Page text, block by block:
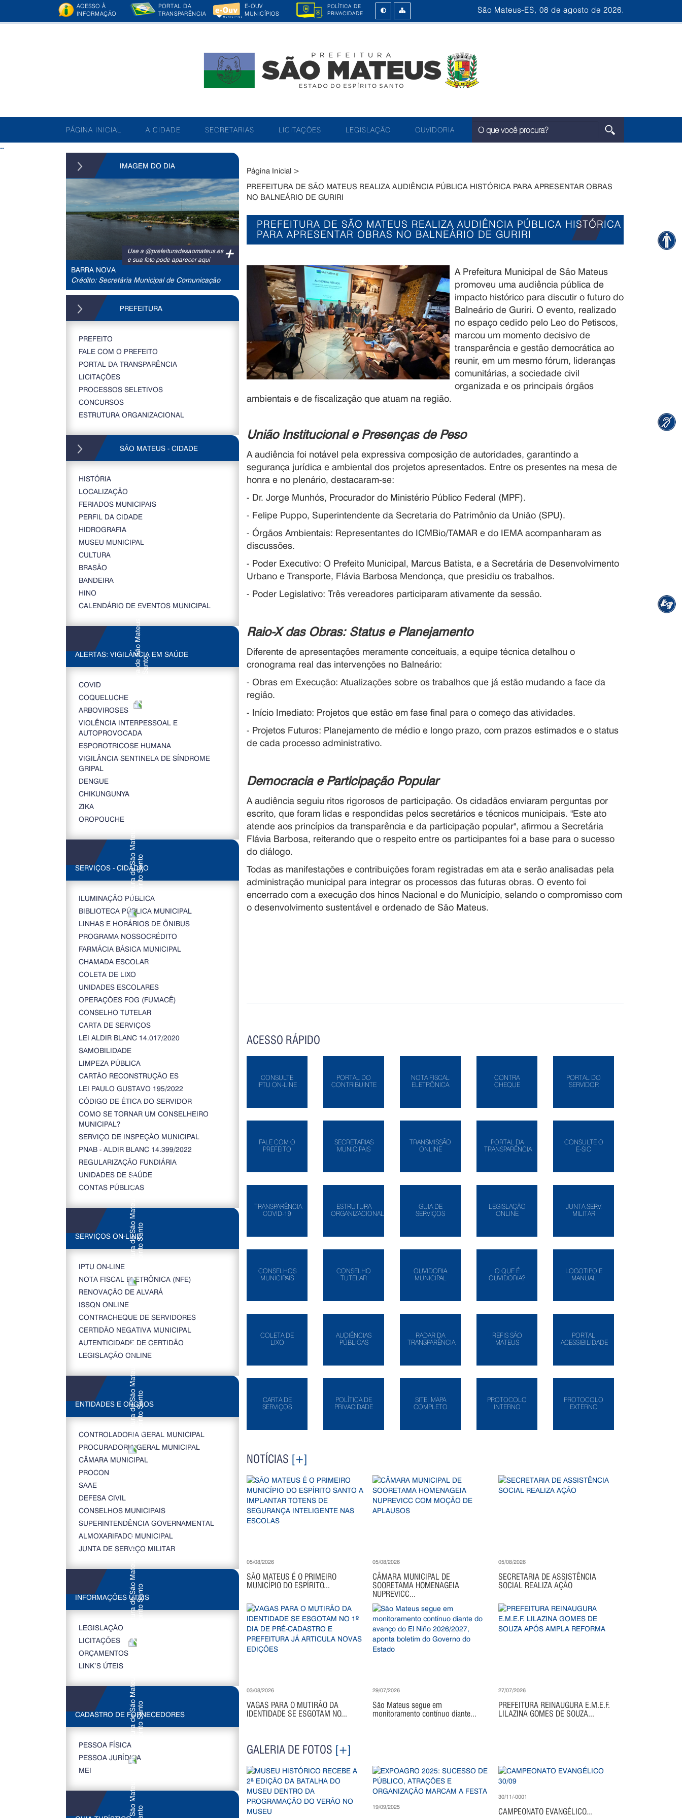
ACESSO À
INFORMAÇÃO
PORTAL DA
TRANSPARÊNCIA
E-OUV
MUNICÍPIOS
POLÍTICA DE
PRIVACIDADE
São Mateus-ES, 08 de agosto de 2026.
PÁGINA INICIAL A CIDADE SECRETARIAS LICITAÇÕES LEGISLAÇÃO OUVIDORIA
--
IMAGEM DO DIA
+
Use a @prefeituradesaomateus.es
e sua foto pode aparecer aqui
BARRA NOVA
Crédito: Secretária Municipal de Comunicação
PREFEITURA
PREFEITO
FALE COM O PREFEITO
PORTAL DA TRANSPARÊNCIA
LICITAÇÕES
PROCESSOS SELETIVOS
CONCURSOS
ESTRUTURA ORGANIZACIONAL
SÃO MATEUS - CIDADE
HISTÓRIA
LOCALIZAÇÃO
FERIADOS MUNICIPAIS
PERFIL DA CIDADE
HIDROGRAFIA
MUSEU MUNICIPAL
CULTURA
BRASÃO
BANDEIRA
HINO
CALENDÁRIO DE EVENTOS MUNICIPAL
ALERTAS: VIGILÂNCIA EM SAÚDE
COVID
COQUELUCHE
ARBOVIROSES
VIOLÊNCIA INTERPESSOAL E
AUTOPROVOCADA
ESPOROTRICOSE HUMANA
VIGILÂNCIA SENTINELA DE SÍNDROME
GRIPAL
DENGUE
CHIKUNGUNYA
ZIKA
OROPOUCHE
SERVIÇOS - CIDADÃO
ILUMINAÇÃO PÚBLICA
BIBLIOTECA PÚBLICA MUNICIPAL
LINHAS E HORÁRIOS DE ÔNIBUS
PROGRAMA NOSSOCRÉDITO
FARMÁCIA BÁSICA MUNICIPAL
CHAMADA ESCOLAR
COLETA DE LIXO
UNIDADES ESCOLARES
OPERAÇÕES FOG (FUMACÊ)
CONSELHO TUTELAR
CARTA DE SERVIÇOS
LEI ALDIR BLANC 14.017/2020
SAMOBILIDADE
LIMPEZA PÚBLICA
CARTÃO RECONSTRUÇÃO ES
LEI PAULO GUSTAVO 195/2022
CÓDIGO DE ÉTICA DO SERVIDOR
COMO SE TORNAR UM CONSELHEIRO
MUNICIPAL?
SERVIÇO DE INSPEÇÃO MUNICIPAL
PNAB - ALDIR BLANC 14.399/2022
REGULARIZAÇÃO FUNDIÁRIA
UNIDADES DE SAÚDE
CONTAS PÚBLICAS
SERVIÇOS ON-LINE
IPTU ON-LINE
NOTA FISCAL ELETRÔNICA (NFE)
RENOVAÇÃO DE ALVARÁ
ISSQN ONLINE
CONTRACHEQUE DE SERVIDORES
CERTIDÃO NEGATIVA MUNICIPAL
AUTENTICIDADE DE CERTIDÃO
LEGISLAÇÃO ONLINE
ENTIDADES E ORGÃOS
CONTROLADORIA GERAL MUNICIPAL
PROCURADORIA GERAL MUNICIPAL
CÂMARA MUNICIPAL
PROCON
SAAE
DEFESA CIVIL
CONSELHOS MUNICIPAIS
SUPERINTENDÊNCIA GOVERNAMENTAL
ALMOXARIFADO MUNICIPAL
JUNTA DE SERVIÇO MILITAR
INFORMAÇÕES ÚTEIS
LEGISLAÇÃO
LICITAÇÕES
ORÇAMENTOS
LINK’S ÚTEIS
CADASTRO DE FORNECEDORES
PESSOA FÍSICA
PESSOA JURÍDICA
MEI
Página Inicial >
PREFEITURA DE SÃO MATEUS REALIZA AUDIÊNCIA PÚBLICA HISTÓRICA PARA APRESENTAR OBRAS
NO BALNEÁRIO DE GURIRI
PREFEITURA DE SÃO MATEUS REALIZA AUDIÊNCIA PÚBLICA HISTÓRICA
PARA APRESENTAR OBRAS NO BALNEÁRIO DE GURIRI
A Prefeitura Municipal de São Mateus
promoveu uma audiência pública de
impacto histórico para discutir o futuro do
Balneário de Guriri. O evento, realizado
no espaço cedido pelo Leo do Petiscos,
marcou um momento decisivo de
transparência e gestão democrática ao
reunir, em um mesmo fórum, lideranças
comunitárias, a sociedade civil
organizada e os principais órgãos
ambientais e de fiscalização que atuam na região.
União Institucional e Presenças de Peso
A audiência foi notável pela expressiva composição de autoridades, garantindo a
segurança jurídica e ambiental dos projetos apresentados. Entre os presentes na mesa de
honra e no plenário, destacaram-se:
- Dr. Jorge Munhós, Procurador do Ministério Público Federal (MPF).
- Felipe Puppo, Superintendente da Secretaria do Patrimônio da União (SPU).
- Órgãos Ambientais: Representantes do ICMBio/TAMAR e do IEMA acompanharam as
discussões.
- Poder Executivo: O Prefeito Municipal, Marcus Batista, e a Secretária de Desenvolvimento
Urbano e Transporte, Flávia Barbosa Mendonça, que presidiu os trabalhos.
- Poder Legislativo: Três vereadores participaram ativamente da sessão.
Raio-X das Obras: Status e Planejamento
Diferente de apresentações meramente conceituais, a equipe técnica detalhou o
cronograma real das intervenções no Balneário:
- Obras em Execução: Atualizações sobre os trabalhos que já estão mudando a face da
região.
- Início Imediato: Projetos que estão em fase final para o começo das atividades.
- Projetos Futuros: Planejamento de médio e longo prazo, com prazos estimados e o status
de cada processo administrativo.
Democracia e Participação Popular
A audiência seguiu ritos rigorosos de participação. Os cidadãos enviaram perguntas por
escrito, que foram lidas e respondidas pelos secretários e técnicos municipais. "Este ato
atende aos princípios da transparência e da participação popular", afirmou a Secretária
Flávia Barbosa, reiterando que o respeito entre os participantes foi a base para o sucesso
do diálogo.
Todas as manifestações e contribuições foram registradas em ata e serão analisadas pela
administração municipal para integrar os processos das futuras obras. O evento foi
encerrado com a execução dos hinos Nacional e do Município, selando o compromisso com
o desenvolvimento sustentável e ordenado de São Mateus.
ACESSO RÁPIDO
CONSULTE
IPTU ON-LINE
PORTAL DO
CONTRIBUINTE
NOTA FISCAL
ELETRÔNICA
CONTRA
CHEQUE
PORTAL DO
SERVIDOR
FALE COM O
PREFEITO
SECRETARIAS
MUNICIPAIS
TRANSMISSÃO
ONLINE
PORTAL DA
TRANSPARÊNCIA
CONSULTE O
E-SIC
TRANSPARÊNCIA
COVID-19
ESTRUTURA
ORGANIZACIONAL
GUIA DE
SERVIÇOS
LEGISLAÇÃO
ONLINE
JUNTA SERV.
MILITAR
CONSELHOS
MUNICIPAIS
CONSELHO
TUTELAR
OUVIDORIA
MUNICIPAL
O QUE É
OUVIDORIA?
LOGOTIPO E
MANUAL
COLETA DE
LIXO
AUDIÊNCIAS
PÚBLICAS
RADAR DA
TRANSPARÊNCIA
REFIS SÃO
MATEUS
PORTAL
ACESSIBILIDADE
CARTA DE
SERVIÇOS
POLÍTICA DE
PRIVACIDADE
SITE: MAPA
COMPLETO
PROTOCOLO
INTERNO
PROTOCOLO
EXTERNO
NOTÍCIAS [+]
05/08/2026
SÃO MATEUS É O PRIMEIRO
MUNICÍPIO DO ESPÍRITO...
05/08/2026
CÂMARA MUNICIPAL DE
SOORETAMA HOMENAGEIA
NUPREVICC...
05/08/2026
SECRETARIA DE ASSISTÊNCIA
SOCIAL REALIZA AÇÃO
03/08/2026
VAGAS PARA O MUTIRÃO DA
IDENTIDADE SE ESGOTAM NO...
29/07/2026
São Mateus segue em
monitoramento contínuo diante...
27/07/2026
PREFEITURA REINAUGURA E.M.E.F.
LILAZINA GOMES DE SOUZA...
GALERIA DE FOTOS [+]
19/09/2025
30/11/-0001
CAMPEONATO EVANGÉLICO...